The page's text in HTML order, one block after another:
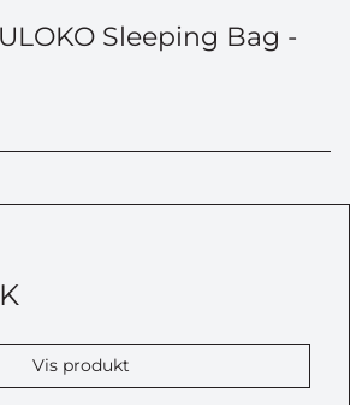
Sleeping Bag -
Vis produkt